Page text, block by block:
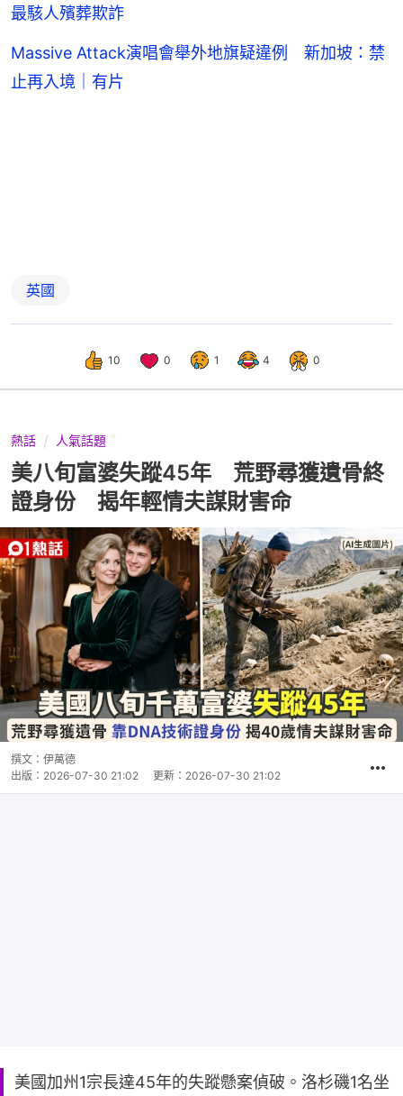
最駭人殯葬欺詐
Massive Attack演唱會舉外地旗疑違例 新加坡：禁
止再入境｜有片
英國
10 0 1 4 0
熱話 人氣話題
美八旬富婆失蹤45年 荒野尋獲遺骨終
證身份 揭年輕情夫謀財害命
撰文： 伊萬德
出版： 2026-07-30 21:02 更新： 2026-07-30 21:02
美國加州1宗長達45年的失蹤懸案偵破。洛杉磯1名坐